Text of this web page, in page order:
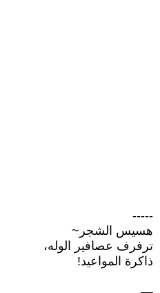
-----
هسيس الشجر~
ترفرف عصافير الوله،
ذاكرة المواعيد!